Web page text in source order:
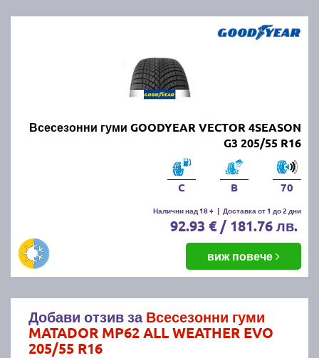
Всесезонни гуми GOODYEAR VECTOR 4SEASON
G3 205/55 R16
C B 70
Налични над 18 + | Доставка от 1 до 2 дни
92.93 € / 181.76 лв.
виж повече
Добави отзив заВсесезонни гуми
MATADOR MP62 ALL WEATHER EVO
205/55 R16